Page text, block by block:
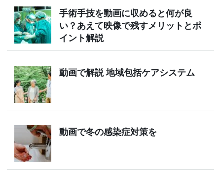
手術手技を動画に収めると何が良
い？あえて映像で残すメリットとポ
イント解説
動画で解説 地域包括ケアシステム
動画で冬の感染症対策を